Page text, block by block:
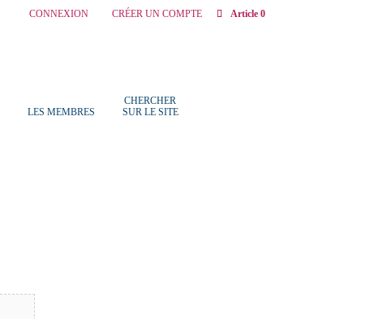
CONNEXION CRÉER UN COMPTE Article 0
LES MEMBRES
CHERCHER
SUR LE SITE